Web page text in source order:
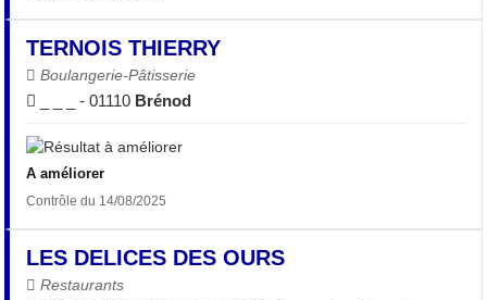
TERNOIS THIERRY
Boulangerie-Pâtisserie
_ _ _ - 01110 Brénod
A améliorer
Contrôle du 14/08/2025
LES DELICES DES OURS
Restaurants